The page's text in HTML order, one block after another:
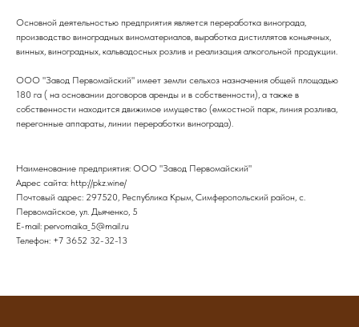
Основной деятельностью предприятия является переработка винограда,
производство виноградных виноматериалов, выработка дистиллятов коньячных,
винных, виноградных, кальвадосных розлив и реализация алкогольной продукции.
ООО "Завод Первомайский" имеет земли сельхоз назначения общей площадью
180 га ( на основании договоров аренды и в собственности), а также в
собственности находится движимое имущество (емкостной парк, линия розлива,
перегонные аппараты, линии переработки винограда).
Наименование предприятия: ООО "Завод Первомайский"
Адрес сайта: http://pkz.wine/
Почтовый адрес: 297520, Республика Крым, Симферопольский район, с.
Первомайское, ул. Дьяченко, 5
E-mail: pervomaika_5@mail.ru
Телефон: +7 3652 32-32-13